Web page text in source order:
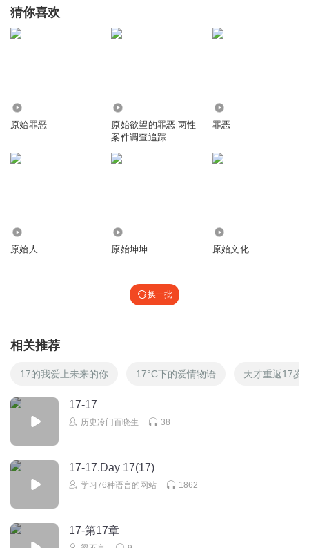
猜你喜欢
原始罪恶
原始欲望的罪恶|两性
案件调查追踪
罪恶
原始人 原始坤坤 原始文化
换一批
相关推荐
17的我爱上未来的你 17°C下的爱情物语 天才重返17岁
17-17
历史冷门百晓生 38
17-17.Day 17(17)
学习76种语言的网站 1862
17-第17章